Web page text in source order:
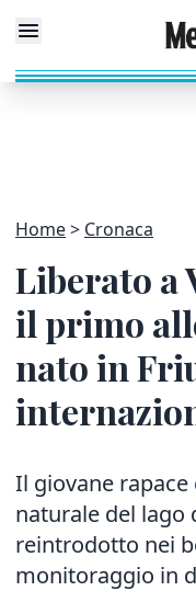
Home Cronaca
Liberato a
il primo
nato in
Il giovane rapace
naturale del lago
reintrodotto nei
monitoraggio in